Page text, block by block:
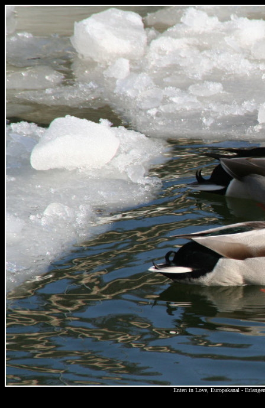
Enten in Love, Europakanal -